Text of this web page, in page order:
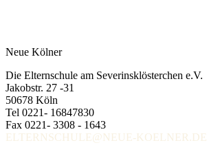
Neue Kölner
Die Elternschule am Severinsklösterchen e.V.
Jakobstr. 27 -31
50678 Köln
Tel 0221- 16847830
Fax 0221- 3308 - 1643
ELTERNSCHULE@NEUE-KOELNER.DE